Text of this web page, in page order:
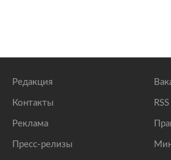
Редакция
Контакты
Реклама
Пресс-релизы
RSS